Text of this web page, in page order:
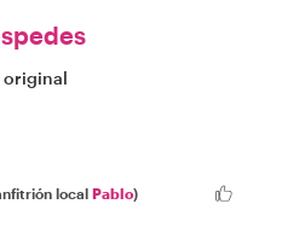
original
local Pablo)